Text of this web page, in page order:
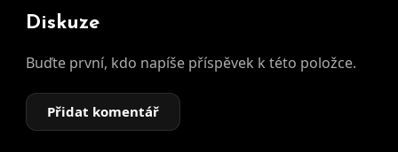
Diskuze
Buďte první, kdo napíše příspěvek k této položce.
Přidat komentář